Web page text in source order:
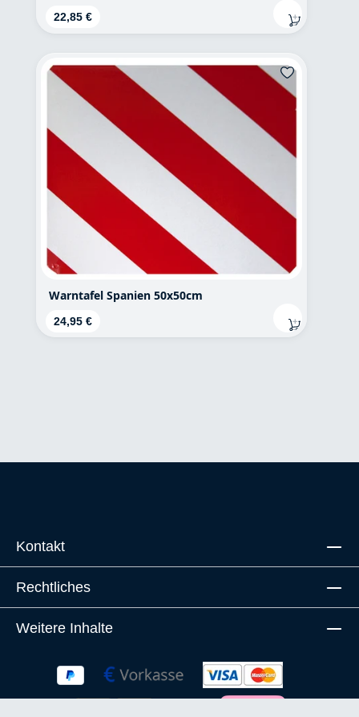
Regulärer Preis:
22,85 €
Warntafel Spanien 50x50cm
Regulärer Preis:
24,95 €
Kontakt
Rechtliches
Weitere Inhalte